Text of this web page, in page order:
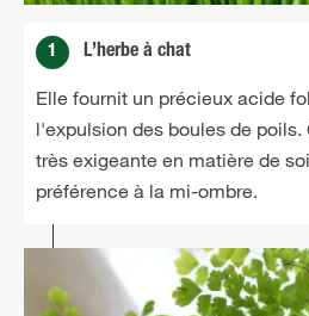
1 L’herbe à chat
Elle fournit un précieux acide
l'expulsion des boules de poils.
très exigeante en matière de
préférence à la mi-ombre.